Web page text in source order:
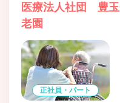
医療法人社団 豊
老園
正社員・パート